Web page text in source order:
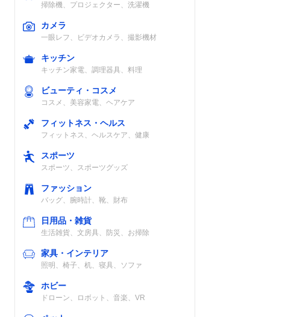
掃除機、プロジェクター、洗濯機
カメラ
一眼レフ、ビデオカメラ、撮影機材
キッチン
キッチン家電、調理器具、料理
ビューティ・コスメ
コスメ、美容家電、ヘアケア
フィットネス・ヘルス
フィットネス、ヘルスケア、健康
スポーツ
スポーツ、スポーツグッズ
ファッション
バッグ、腕時計、靴、財布
日用品・雑貨
生活雑貨、文房具、防災、お掃除
家具・インテリア
照明、椅子、机、寝具、ソファ
ホビー
ドローン、ロボット、音楽、VR